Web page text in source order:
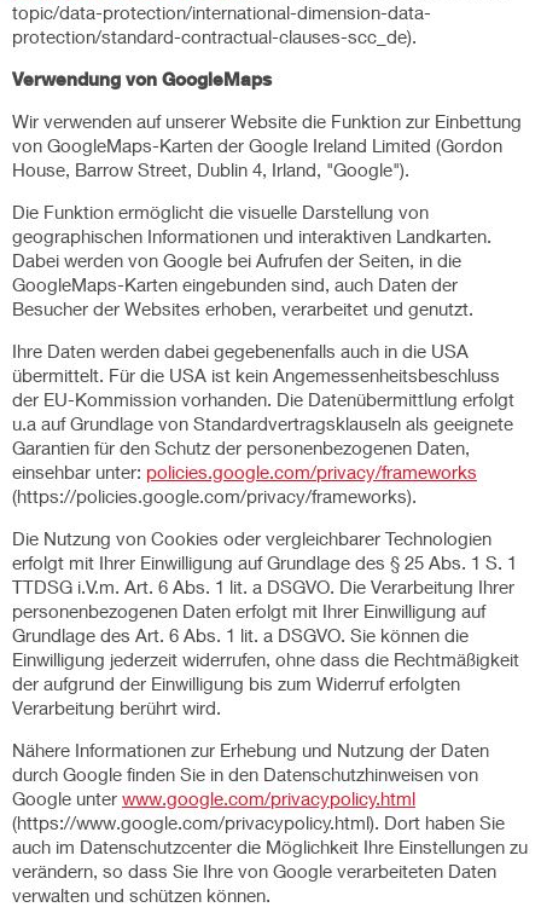
topic/data-protection/international-dimension-data-
protection/standard-contractual-clauses-scc_de).
Verwendung von GoogleMaps
Wir verwenden auf unserer Website die Funktion zur Einbettung
von GoogleMaps-Karten der Google Ireland Limited (Gordon
House, Barrow Street, Dublin 4, Irland, "Google").
Die Funktion ermöglicht die visuelle Darstellung von
geographischen Informationen und interaktiven Landkarten.
Dabei werden von Google bei Aufrufen der Seiten, in die
GoogleMaps-Karten eingebunden sind, auch Daten der
Besucher der Websites erhoben, verarbeitet und genutzt.
Ihre Daten werden dabei gegebenenfalls auch in die USA
übermittelt. Für die USA ist kein Angemessenheitsbeschluss
der EU-Kommission vorhanden. Die Datenübermittlung erfolgt
u.a auf Grundlage von Standardvertragsklauseln als geeignete
Garantien für den Schutz der personenbezogenen Daten,
einsehbar unter: policies.google.com/privacy/frameworks
(https://policies.google.com/privacy/frameworks).
Die Nutzung von Cookies oder vergleichbarer Technologien
erfolgt mit Ihrer Einwilligung auf Grundlage des § 25 Abs. 1 S. 1
TTDSG i.V.m. Art. 6 Abs. 1 lit. a DSGVO. Die Verarbeitung Ihrer
personenbezogenen Daten erfolgt mit Ihrer Einwilligung auf
Grundlage des Art. 6 Abs. 1 lit. a DSGVO. Sie können die
Einwilligung jederzeit widerrufen, ohne dass die Rechtmäßigkeit
der aufgrund der Einwilligung bis zum Widerruf erfolgten
Verarbeitung berührt wird.
Nähere Informationen zur Erhebung und Nutzung der Daten
durch Google finden Sie in den Datenschutzhinweisen von
Google unter www.google.com/privacypolicy.html
(https://www.google.com/privacypolicy.html). Dort haben Sie
auch im Datenschutzcenter die Möglichkeit Ihre Einstellungen zu
verändern, so dass Sie Ihre von Google verarbeiteten Daten
verwalten und schützen können.